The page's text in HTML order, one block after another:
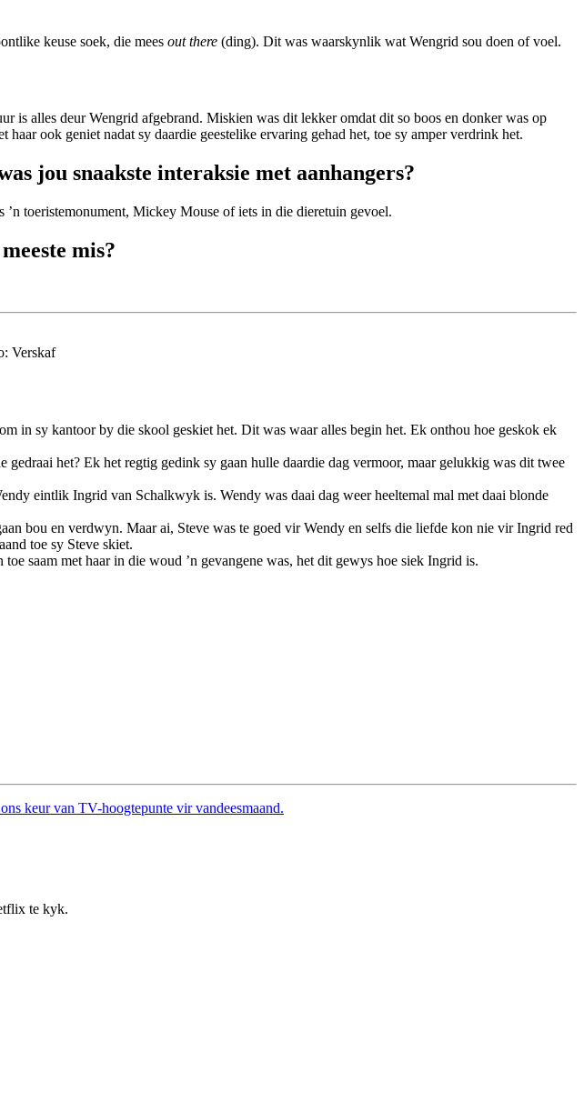
keuse soek, die mees out there (ding). Dit was waarskynlik wat Wengrid sou doen of voel.
alles deur Wengrid afgebrand. Miskien was dit lekker omdat dit so boos en donker was op
ook geniet nadat sy daardie geestelike ervaring gehad het, toe sy amper verdrink het.
jou snaakste interaksie met aanhangers?
toeristemonument, Mickey Mouse of iets in die dieretuin gevoel.
mis?
Verskaf
in sy kantoor by die skool geskiet het. Dit was waar alles begin het. Ek onthou hoe geskok ek
het? Ek het regtig gedink sy gaan hulle daardie dag vermoor, maar gelukkig was dit twee
eintlik Ingrid van Schalkwyk is. Wendy was daai dag weer heeltemal mal met daai blonde
bou en verdwyn. Maar ai, Steve was te goed vir Wendy en selfs die liefde kon nie vir Ingrid red
toe sy Steve skiet.
saam met haar in die woud ’n gevangene was, het dit gewys hoe siek Ingrid is.
ons keur van TV-hoogtepunte vir vandeesmaand.
te kyk.